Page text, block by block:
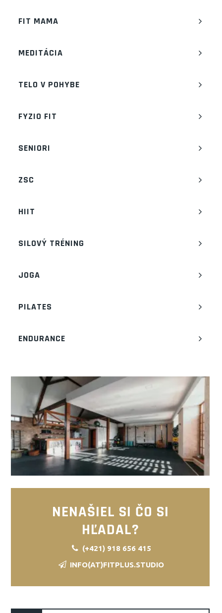
FIT MAMA
MEDITÁCIA
TELO V POHYBE
FYZIO FIT
SENIORI
ZSC
HIIT
SILOVÝ TRÉNING
JOGA
PILATES
ENDURANCE
NENAŠIEL SI ČO SI
HĽADAL?
(+421) 918 656 415
INFO(AT)FITPLUS.STUDIO